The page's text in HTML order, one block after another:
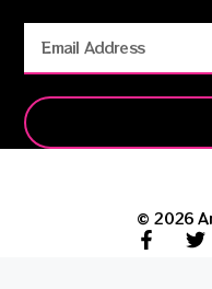
© 2026